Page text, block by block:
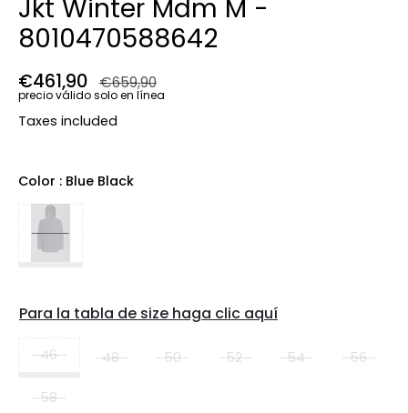
Jkt Winter Mdm M -
8010470588642
Precio regular
€461,90 Precio de venta
€659,90
precio válido solo en línea
Taxes included
Color : Blue Black
Para la tabla de size haga clic aquí
46 48 50 52 54 56
58